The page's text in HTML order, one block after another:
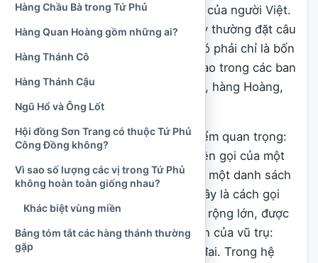
văn chầu và không gian thờ Mẫu của người Việt.
Nhiều người nghe danh xưng này thường đặt câu
hỏi: Tứ Phủ gồm những vị nào, có phải chỉ là bốn
vị Thánh Mẫu hay không, và vì sao trong các ban
thờ lại có hàng Quan, hàng Chầu, hàng Hoàng,
hàng Cô, hàng Cậu?
Câu trả lời cần bắt đầu từ một điểm quan trọng:
Tứ Phủ Công Đồng không phải tên gọi của một
vị thần riêng lẻ, cũng không phải một danh sách
cố định chỉ gồm bốn nhân vật. Đây là cách gọi
chung về một hệ thống thần linh rộng lớn, được
tổ chức theo quan niệm bốn miền của vũ trụ:
trời, núi rừng, sông nước và đất đai. Trong hệ
Hàng Chầu Bà trong Tứ Phủ
Hàng Quan Hoàng gồm những ai?
Hàng Thánh Cô
Hàng Thánh Cậu
Ngũ Hổ và Ông Lốt
Hội đồng Sơn Trang có thuộc Tứ Phủ
Công Đồng không?
Vì sao số lượng các vị trong Tứ Phủ
không hoàn toàn giống nhau?
Khác biệt vùng miền
Bảng tóm tắt các hàng thánh thường
gặp